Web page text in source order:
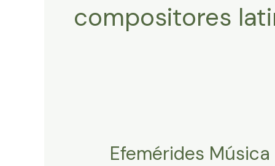
compositores
Efemérides
Latinoamericana